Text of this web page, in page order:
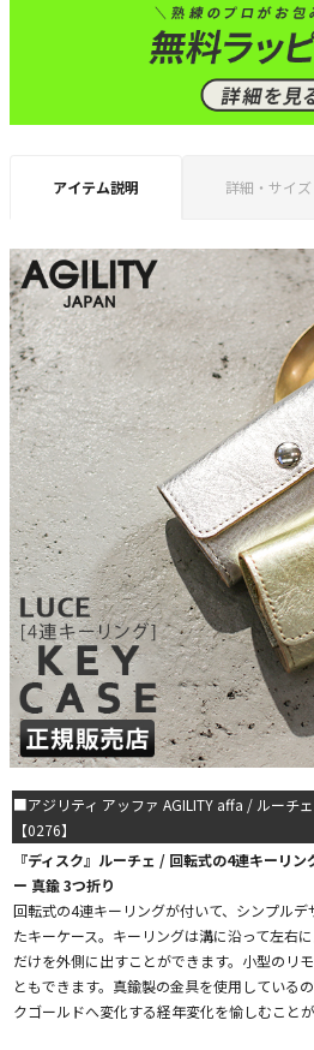
アイテム説明 詳細・サイズ
■アジリティ アッファ AGILITY affa / ルーチ
【0276】
『ディスク』ルーチェ / 回転式の4連キーリ
ー 真鍮 3つ折り
回転式の4連キーリングが付いて、シンプル
たキーケース。キーリングは溝に沿って左右
だけを外側に出すことができます。小型のリ
ともできます。真鍮製の金具を使用している
クゴールドへ変化する経年変化を愉しむことが